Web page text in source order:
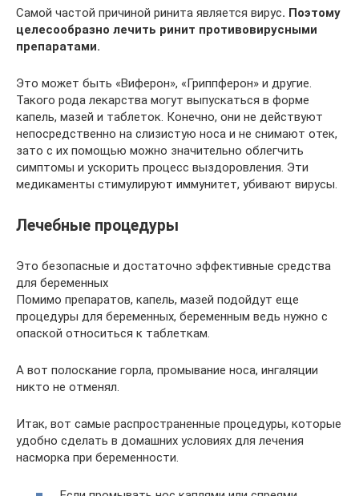
Самой частой причиной ринита является вирус. Поэтому
целесообразно лечить ринит противовирусными
препаратами.
Это может быть «Виферон», «Гриппферон» и другие.
Такого рода лекарства могут выпускаться в форме
капель, мазей и таблеток. Конечно, они не действуют
непосредственно на слизистую носа и не снимают отек,
зато с их помощью можно значительно облегчить
симптомы и ускорить процесс выздоровления. Эти
медикаменты стимулируют иммунитет, убивают вирусы.
Лечебные процедуры
Это безопасные и достаточно эффективные средства
для беременных
Помимо препаратов, капель, мазей подойдут еще
процедуры для беременных, беременным ведь нужно с
опаской относиться к таблеткам.
А вот полоскание горла, промывание носа, ингаляции
никто не отменял.
Итак, вот самые распространенные процедуры, которые
удобно сделать в домашних условиях для лечения
насморка при беременности.